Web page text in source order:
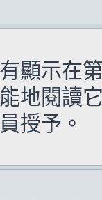
顯示在
地閱讀
授予。